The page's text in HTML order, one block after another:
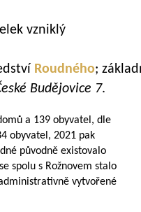
vzniklý
Roudného;
Budějovice 7.
a 139 obyvatel, dle
obyvatel, 2021 pak
původně existovalo
spolu s Rožnovem stalo
vytvořené